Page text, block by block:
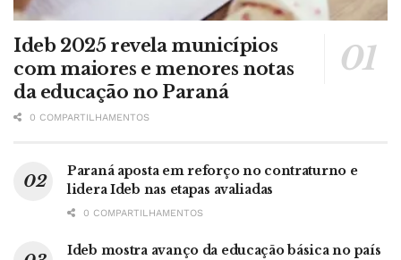
Ideb 2025 revela municípios
com maiores e menores notas
da educação no Paraná
0 COMPARTILHAMENTOS
Paraná aposta em reforço no contraturno e
lidera Ideb nas etapas avaliadas
0 COMPARTILHAMENTOS
Ideb mostra avanço da educação básica no país